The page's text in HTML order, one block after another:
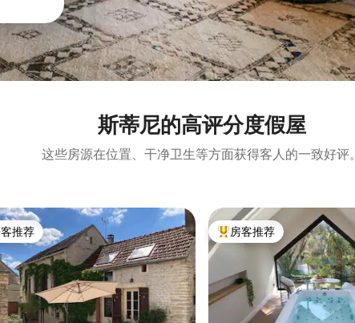
斯蒂尼的高评分度假屋
这些房源在位置、干净卫生等方面获得客人的一致好评。
房客推荐」
推荐 热门「房客推荐」
房客推荐